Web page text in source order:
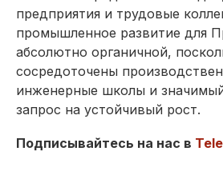
предприятия и трудовые
промышленное развитие для
абсолютно органичной,
сосредоточены
инженерные школы и
запрос на устойчивый рост.
Подписывайтесь на нас в